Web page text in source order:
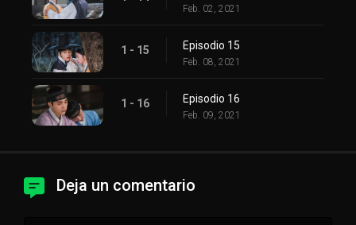
Feb. 02, 2021
1 - 15 Episodio 15
Feb. 08, 2021
1 - 16 Episodio 16
Feb. 09, 2021
Deja un comentario